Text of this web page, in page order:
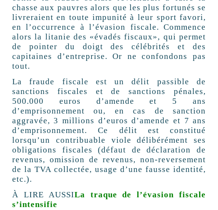
chasse aux pauvres alors que les plus fortunés se
livreraient en toute impunité à leur sport favori,
en l’occurrence à l’évasion fiscale. Commence
alors la litanie des «évadés fiscaux», qui permet
de pointer du doigt des célébrités et des
capitaines d’entreprise. Or ne confondons pas
tout.
La fraude fiscale est un délit passible de
sanctions fiscales et de sanctions pénales,
500.000 euros d’amende et 5 ans
d’emprisonnement ou, en cas de sanction
aggravée, 3 millions d’euros d’amende et 7 ans
d’emprisonnement. Ce délit est constitué
lorsqu’un contribuable viole délibérément ses
obligations fiscales (défaut de déclaration de
revenus, omission de revenus, non-reversement
de la TVA collectée, usage d’une fausse identité,
etc.).
À LIRE AUSSILa traque de l’évasion fiscale
s’intensifie